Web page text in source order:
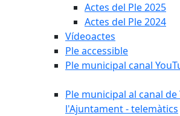
Actes del Ple 2025
Actes del Ple 2024
Vídeoactes
Ple accessible
Ple municipal canal
Ple municipal al canal
l'Ajuntament - telemàtics